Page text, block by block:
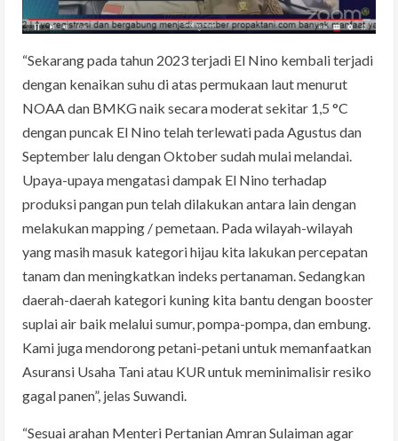
“Sekarang pada tahun 2023 terjadi El Nino kembali terjadi
dengan kenaikan suhu di atas permukaan laut menurut
NOAA dan BMKG naik secara moderat sekitar 1,5 °C
dengan puncak El Nino telah terlewati pada Agustus dan
September lalu dengan Oktober sudah mulai melandai.
Upaya-upaya mengatasi dampak El Nino terhadap
produksi pangan pun telah dilakukan antara lain dengan
melakukan mapping / pemetaan. Pada wilayah-wilayah
yang masih masuk kategori hijau kita lakukan percepatan
tanam dan meningkatkan indeks pertanaman. Sedangkan
daerah-daerah kategori kuning kita bantu dengan booster
suplai air baik melalui sumur, pompa-pompa, dan embung.
Kami juga mendorong petani-petani untuk memanfaatkan
Asuransi Usaha Tani atau KUR untuk meminimalisir resiko
gagal panen”, jelas Suwandi.
“Sesuai arahan Menteri Pertanian Amran Sulaiman agar